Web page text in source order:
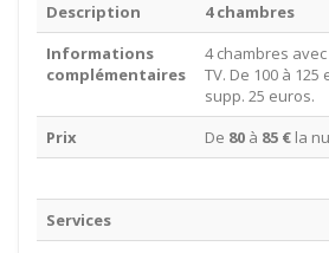
Description
4 chambres
Informations
complémentaires
4 chambres
TV. De 100 à 125
supp. 25 euros.
Prix
De 80 à 85 € la
Services